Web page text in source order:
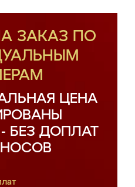
ЗАКАЗ ПО
ЦЕНА
БЕЗ ДОПЛАТ